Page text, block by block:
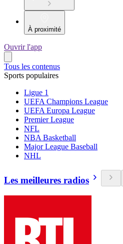
À proximité
Ouvrir l'app
Tous les contenus
Sports populaires
Ligue 1
UEFA Champions League
UEFA Europa League
Premier League
NFL
NBA Basketball
Major League Baseball
NHL
Les meilleures radios